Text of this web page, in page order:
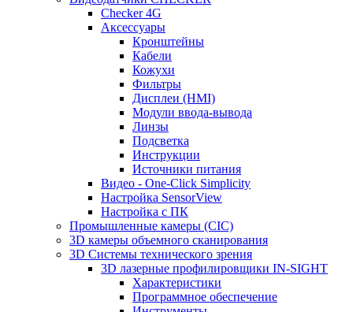
Checker 4G
Аксессуары
Кронштейны
Кабели
Кожухи
Фильтры
Дисплеи (HMI)
Модули ввода-вывода
Линзы
Подсветка
Инструкции
Источники питания
Видео - One-Click Simplicity
Настройка SensorView
Настройка с ПК
Промышленные камеры (CIC)
3D камеры объемного сканирования
3D Системы технического зрения
3D лазерные профилировщики IN-SIGHT
Характеристики
Программное обеспечение